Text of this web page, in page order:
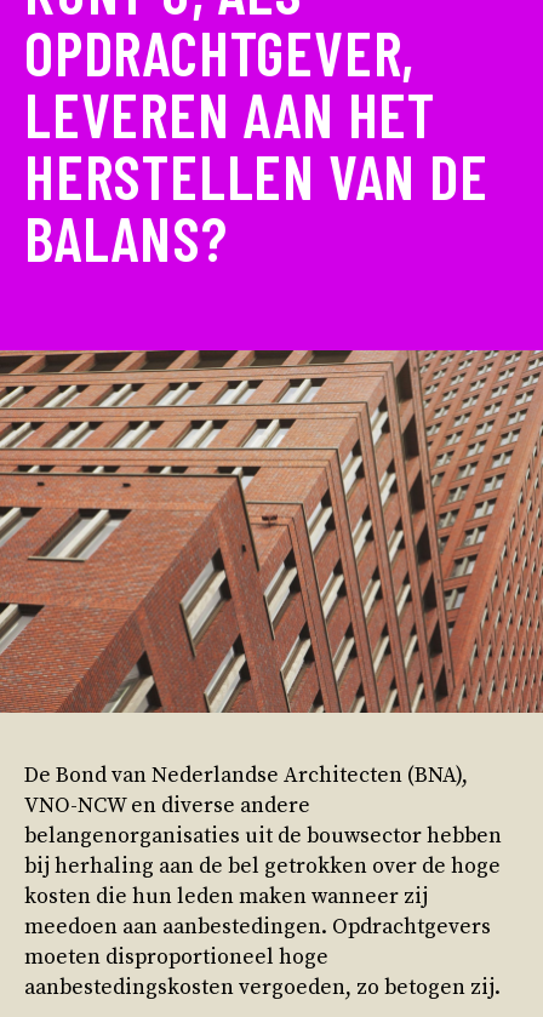
OPDRACHTGEVER,
LEVEREN AAN HET
HERSTELLEN VAN DE
BALANS?
De Bond van Nederlandse Architecten (BNA),
VNO-NCW en diverse andere
belangenorganisaties uit de bouwsector hebben
bij herhaling aan de bel getrokken over de hoge
kosten die hun leden maken wanneer zij
meedoen aan aanbestedingen. Opdrachtgevers
moeten disproportioneel hoge
aanbestedingskosten vergoeden, zo betogen zij.